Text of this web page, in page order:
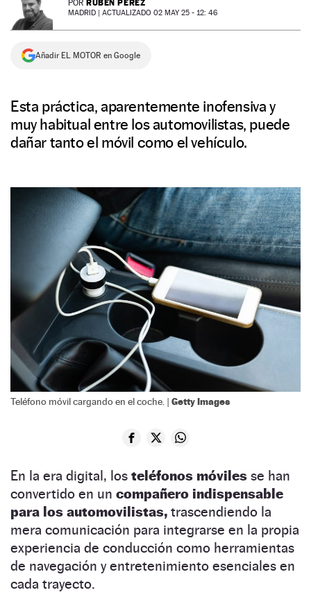
NEWSLETTER
SÍGUENOS
POR RUBÉN PÉREZ
MADRID | ACTUALIZADO 02 MAY 25 - 12: 46
Añadir EL MOTOR en Google
Esta práctica, aparentemente inofensiva y
muy habitual entre los automovilistas, puede
dañar tanto el móvil como el vehículo.
Teléfono móvil cargando en el coche. | Getty Images
En la era digital, los teléfonos móviles se han
convertido en un compañero indispensable
para los automovilistas, trascendiendo la
mera comunicación para integrarse en la propia
experiencia de conducción como herramientas
de navegación y entretenimiento esenciales en
cada trayecto.